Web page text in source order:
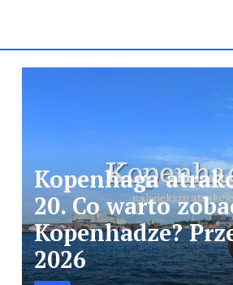
Kopenhaga
20. Co warto
Kopenhadze?
2026